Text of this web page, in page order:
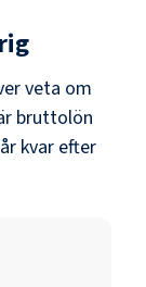
veta om
bruttolön
kvar efter